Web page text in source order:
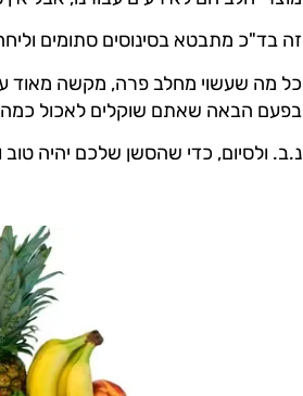
זה בד"כ מתבטא בסינוסים סתומים
בפעם הבאה שאתם שוקלים לאכול כמה
נ.ב. ולסיום, כדי שהסשן שלכם יהיה